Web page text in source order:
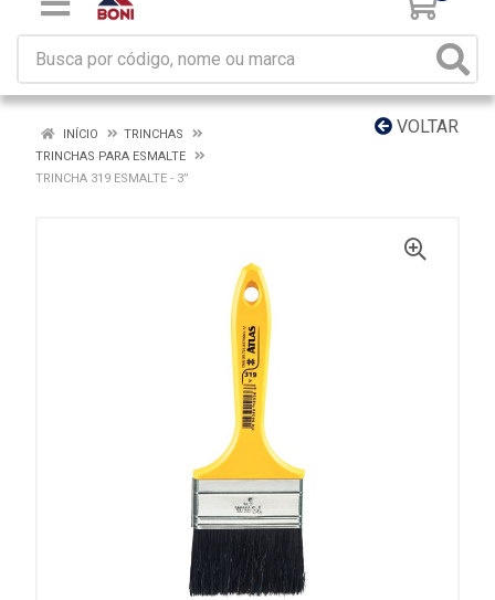
VOLTAR
INÍCIO
TRINCHAS
TRINCHAS PARA ESMALTE
TRINCHA 319 ESMALTE - 3”